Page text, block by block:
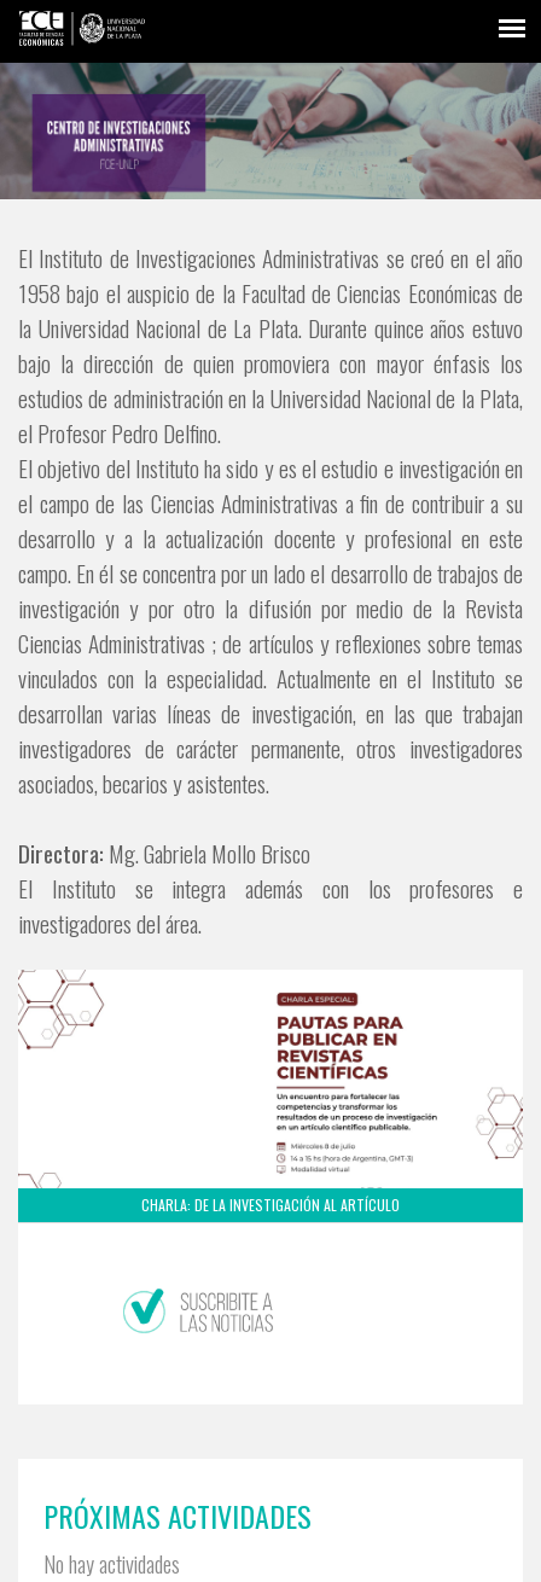
El Instituto de Investigaciones Administrativas se creó en el año
1958 bajo el auspicio de la Facultad de Ciencias Económicas de
la Universidad Nacional de La Plata. Durante quince años estuvo
bajo la dirección de quien promoviera con mayor énfasis los
estudios de administración en la Universidad Nacional de la Plata,
el Profesor Pedro Delfino.
El objetivo del Instituto ha sido y es el estudio e investigación en
el campo de las Ciencias Administrativas a fin de contribuir a su
desarrollo y a la actualización docente y profesional en este
campo. En él se concentra por un lado el desarrollo de trabajos de
investigación y por otro la difusión por medio de la Revista
Ciencias Administrativas ; de artículos y reflexiones sobre temas
vinculados con la especialidad. Actualmente en el Instituto se
desarrollan varias líneas de investigación, en las que trabajan
investigadores de carácter permanente, otros investigadores
asociados, becarios y asistentes.
Directora: Mg. Gabriela Mollo Brisco
El Instituto se integra además con los profesores e
investigadores del área.
CHARLA: DE LA INVESTIGACIÓN AL ARTÍCULO
PRÓXIMAS ACTIVIDADES
No hay actividades